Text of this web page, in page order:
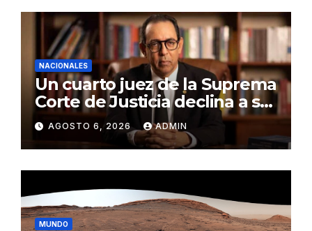
NACIONALES
Un cuarto juez de la Suprema
Corte de Justicia declina a ser
evaluado por el CNM
AGOSTO 6, 2026 ADMIN
MUNDO